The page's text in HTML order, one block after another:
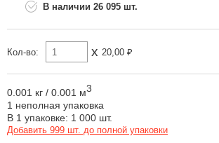
Одноклассники
26 095 шт.
Кол-во: x 20,00 ₽
0.001 кг / 0.001 м3
1 неполная упаковка
В 1 упаковке: 1 000 шт.
Добавить 999 шт. до полной упаковки